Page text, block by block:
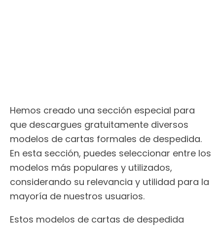
Hemos creado una sección especial para
que descargues gratuitamente diversos
modelos de cartas formales de despedida.
En esta sección, puedes seleccionar entre los
modelos más populares y utilizados,
considerando su relevancia y utilidad para la
mayoría de nuestros usuarios.
Estos modelos de cartas de despedida